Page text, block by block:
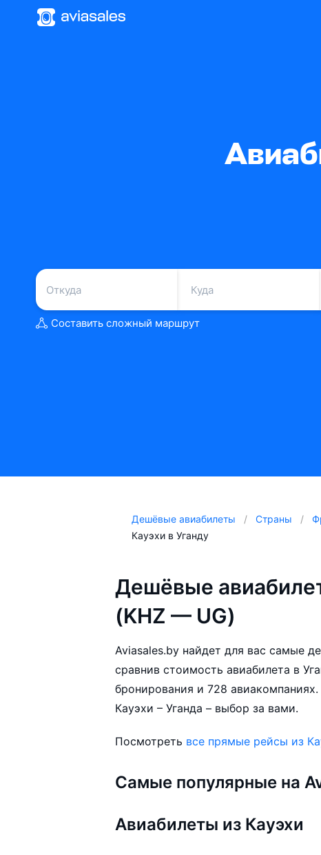
Составить сложный маршрут
Дешёвые авиабилеты Страны
Кауэхи в Уганду
Дешёвые
(KHZ — UG)
Aviasales.by найдет для вас самые
сравнив стоимость авиабилета в
бронирования и 728
Кауэхи – Уганда – выбор за вами.
Посмотреть все прямые рейсы из
Самые популярные на
Авиабилеты из Кауэхи